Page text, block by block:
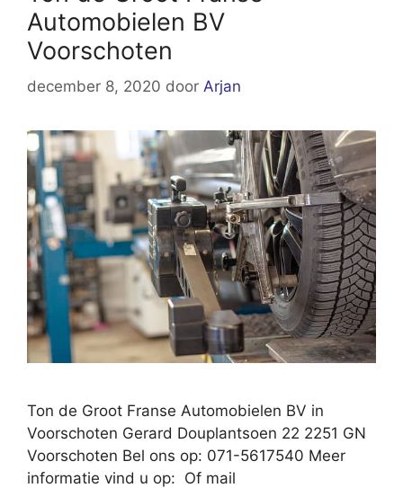
Automobielen BV
Voorschoten
december 8, 2020 door Arjan
Ton de Groot Franse Automobielen BV in
Voorschoten Gerard Douplantsoen 22 2251 GN
Voorschoten Bel ons op: 071-5617540 Meer
informatie vind u op: Of mail